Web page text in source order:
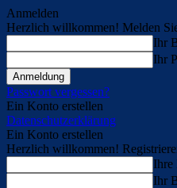
Anmelden
Herzlich willkommen! Melden
Ihr
Ihr
Passwort vergessen?
Ein Konto erstellen
Datenschutzerklärung
Ein Konto erstellen
Herzlich willkommen!
Ihre
Ihr